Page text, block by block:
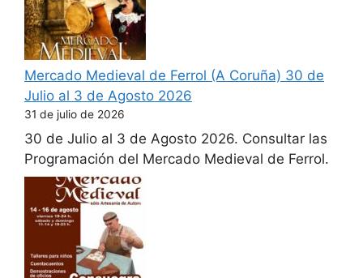
Mercado Medieval de Ferrol (A Coruña) 30 de
Julio al 3 de Agosto 2026
31 de julio de 2026
30 de Julio al 3 de Agosto 2026. Consultar las
Programación del Mercado Medieval de Ferrol.